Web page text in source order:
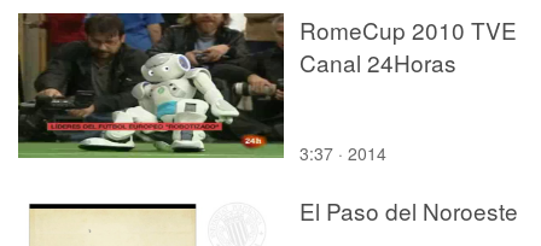
RomeCup 2010 TVE
Canal 24Horas
3:37 · 2014
El Paso del Noroeste